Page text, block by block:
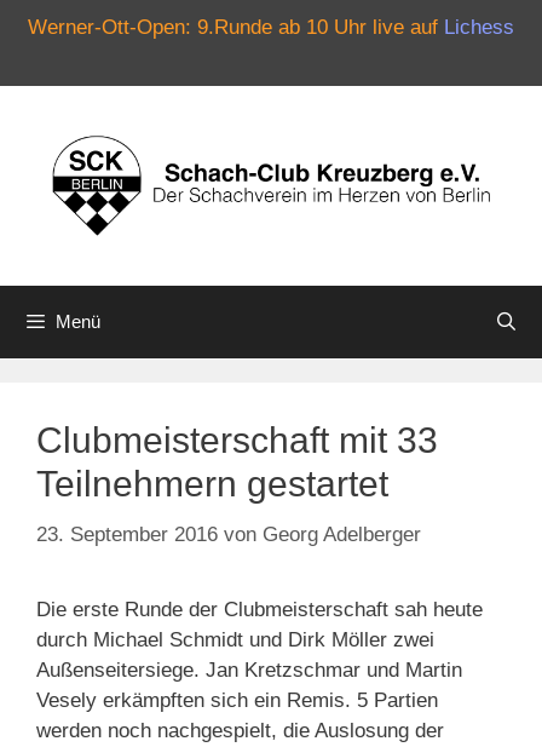
Werner-Ott-Open: 9.Runde ab 10 Uhr live auf Lichess
springen
Menü
Clubmeisterschaft mit 33
Teilnehmern gestartet
23. September 2016 von Georg Adelberger
Die erste Runde der Clubmeisterschaft sah heute
durch Michael Schmidt und Dirk Möller zwei
Außenseitersiege. Jan Kretzschmar und Martin
Vesely erkämpften sich ein Remis. 5 Partien
werden noch nachgespielt, die Auslosung der